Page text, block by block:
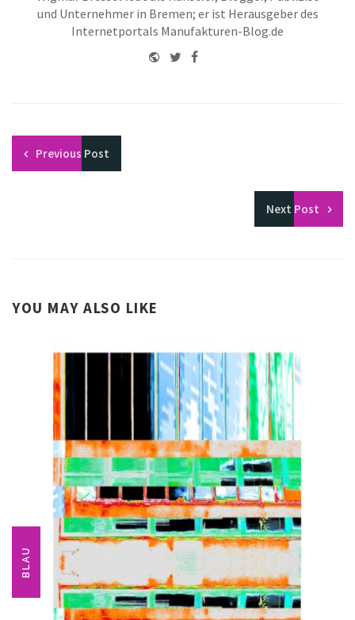
und Unternehmer in Bremen; er ist Herausgeber des
Internetportals Manufakturen-Blog.de
WebsiteTwitterFacebook
Previous Post
Next Post
YOU MAY ALSO LIKE
BLAU